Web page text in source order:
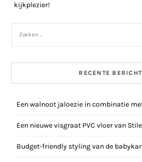
kijkplezier!
RECENTE
Een walnoot jaloezie in combinatie
Een nieuwe visgraat PVC vloer van
Budget-friendly styling van de